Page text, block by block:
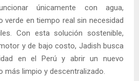
únicamente con agua,
verde en tiempo real sin necesidad
Con esta solución sostenible,
y de bajo costo, Jadish busca
en el Perú y abrir un nuevo
más limpio y descentralizado.